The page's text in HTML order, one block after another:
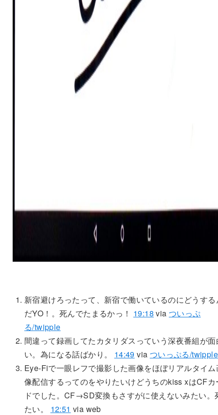
新宿避けろったって、新宿で働いているのにどうする
だYO！。死んでたまるかっ！ 19:18 via ついっぷ
る/twipple
間違って録画してたカタリダスっていう深夜番組が面
い。為になる話ばかり。
14:49 via ついっぷる/twipple
Eye-Fiで一眼レフで撮影した画像をほぼリアルタイム
像配信するってのをやりたいけどうちのkiss xはCFカ
ドでした。CF→SD変換もさすがに使えないみたい。
たい。
12:51 via web